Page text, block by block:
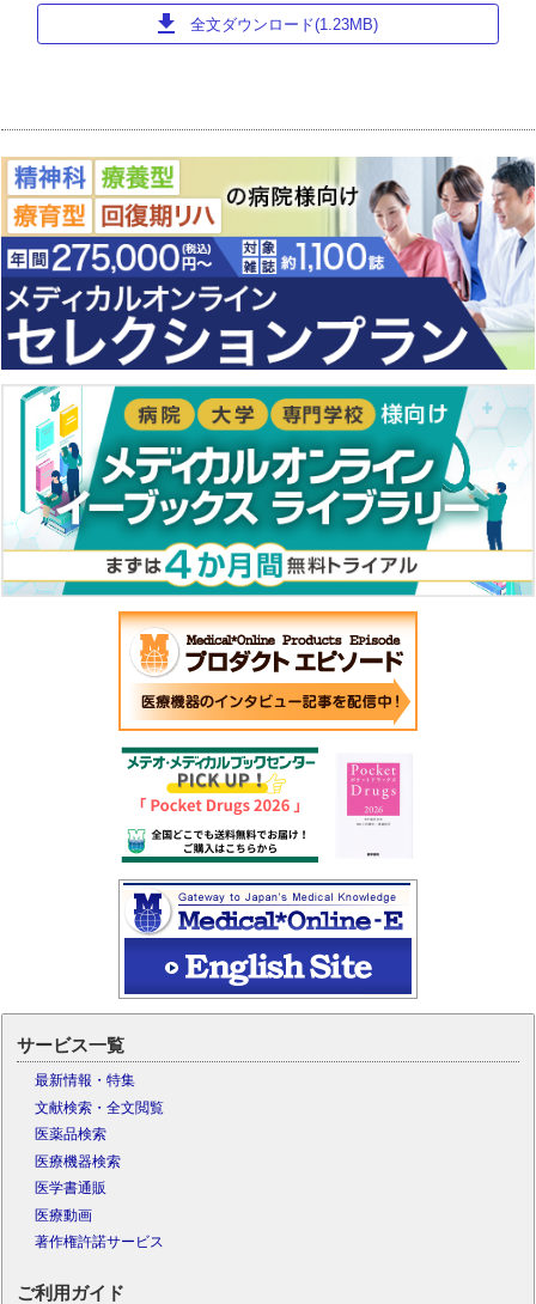
download 全文ダウンロード(1.23MB)
サービス一覧
最新情報・特集
文献検索・全文閲覧
医薬品検索
医療機器検索
医学書通販
医療動画
著作権許諾サービス
ご利用ガイド